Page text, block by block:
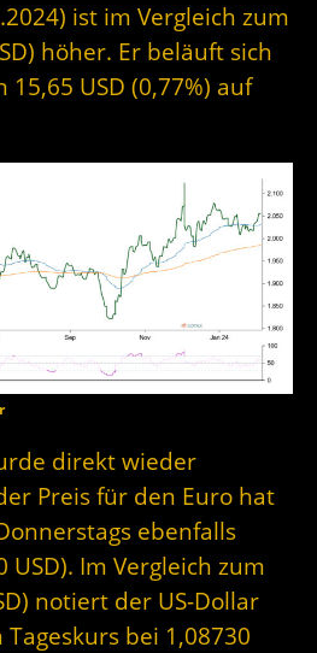
ist im Vergleich zum
höher. Er beläuft sich
USD (0,77%) auf
direkt wieder
Preis für den Euro hat
ebenfalls
Im Vergleich zum
notiert der US-Dollar
bei 1,08730